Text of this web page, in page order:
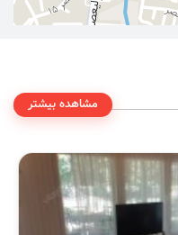
مشاهده بیشتر